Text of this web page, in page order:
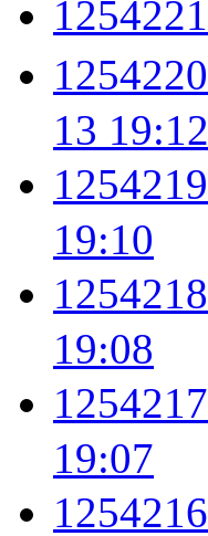
1254221
1254220
13 19:12
1254219
19:10
1254218
19:08
1254217
19:07
1254216